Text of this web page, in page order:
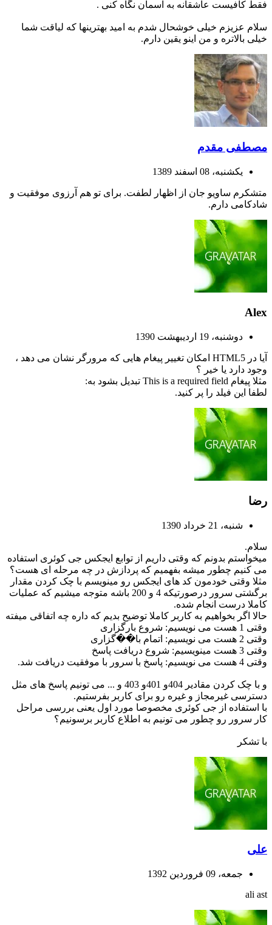
فقط کافیست عاشقانه به آسمان نگاه کنی .
سلام عزیزم خیلی خوشحال شدم به امید بهترینها که لیاقت شما
خیلی بالاتره و من اینو یقین دارم.
مصطفی مقدم
یکشنبه، 08 اسفند 1389
متشکرم ساویو جان از اظهار لطفت. برای تو هم آرزوی موفقیت و
شادکامی دارم.
Alex
دوشنبه، 19 اردیبهشت 1390
آیا در HTML5 امکان تغییر پیغام هایی که مرورگر نشان می دهد ،
وجود دارد یا خیر ؟
مثلا پیغام This is a required field تبدیل بشود به:
لطفا این فیلد را پر کنید.
رضا
شنبه، 21 خرداد 1390
سلام.
میخواستم بدونم که وقتی داریم از توابع ایجکس جی کوئری استفاده
می کنیم چطور میشه بفهمیم که پردازش در چه مرحله ای هست؟
مثلا وقتی خودمون کد های ایجکس رو مینویسم با چک کردن مقدار
برگشتی سرور درصورتیکه 4 و 200 باشه متوجه میشیم که عملیات
کاملا درست انجام شده.
حالا اگر بخواهیم به کاربر کاملا توضیح بدیم که داره چه اتفاقی میفته
وقتی 1 هست می نویسیم: شروع بارگزاری
وقتی 2 هست می نویسیم: اتمام با��گزاری
وقتی 3 هست مینویسیم: شروع دریافت پاسخ
وقتی 4 هست می نویسیم: پاسخ با سرور با موفقیت دریافت شد.
و با چک کردن مقادیر 404و 401و 403 و ... می تونیم پاسخ های مثل
دسترسی غیرمجاز و غیره رو برای کاربر بفرستیم.
با استفاده از جی کوئری مخصوصا مورد اول یعنی بررسی مراحل
کار سرور رو چطور می تونیم به اطلاع کاربر برسونیم؟
با تشکر
علی
جمعه، 09 فروردین 1392
ali ast